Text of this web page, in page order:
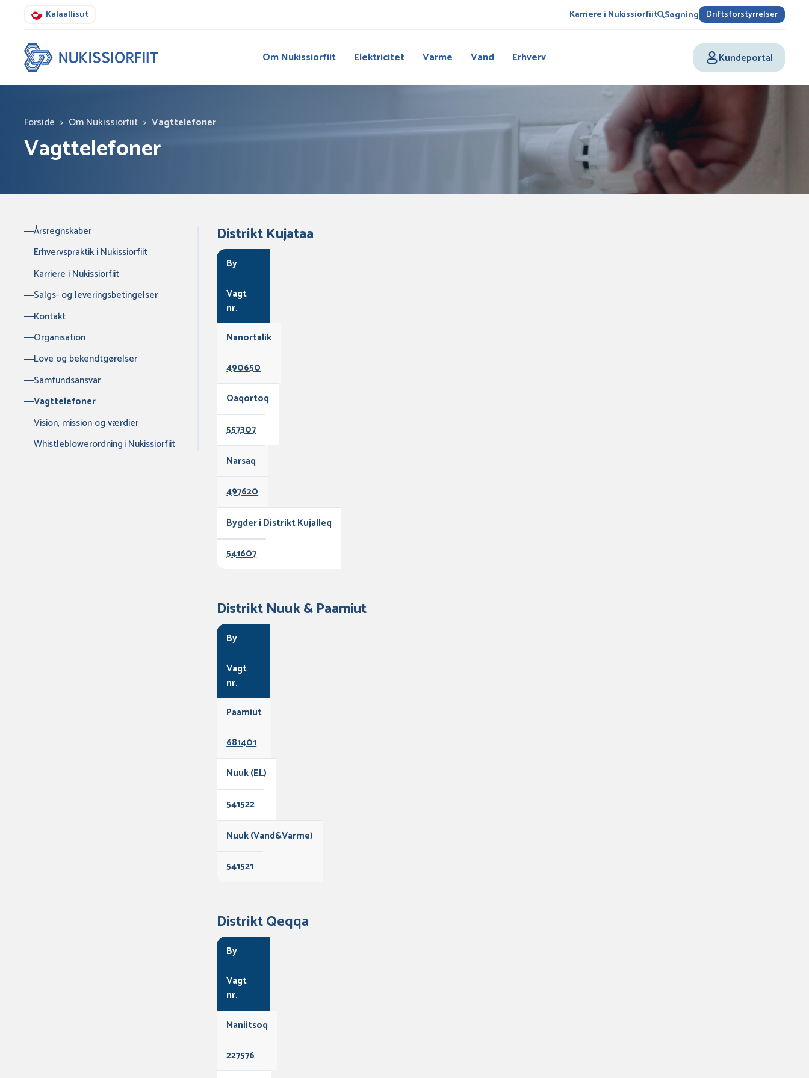
Kalaallisut Karriere i Nukissiorfiit Søgning Driftsforstyrrelser
Om Nukissiorfiit Elektricitet Varme Vand Erhverv Kundeportal
Forside > Om Nukissiorfiit > Vagttelefoner
Vagttelefoner
Årsregnskaber
Erhvervspraktik i Nukissiorfiit
Karriere i Nukissiorfiit
Salgs- og leveringsbetingelser
Kontakt
Organisation
Love og bekendtgørelser
Samfundsansvar
Vagttelefoner
Vision, mission og værdier
Whistleblowerordning i Nukissiorfiit
Distrikt Kujataa
By
Vagt
nr.
Nanortalik
490650
Qaqortoq
557307
Narsaq
497620
Bygder i Distrikt Kujalleq
541607
Distrikt Nuuk & Paamiut
By
Vagt
nr.
Paamiut
681401
Nuuk (EL)
541522
Nuuk (Vand&Varme)
541521
Distrikt Qeqqa
By
Vagt
nr.
Maniitsoq
227576